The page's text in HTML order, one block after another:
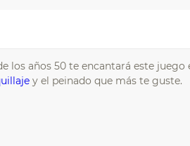
los años 50 te encantará este
y el peinado que más te guste.